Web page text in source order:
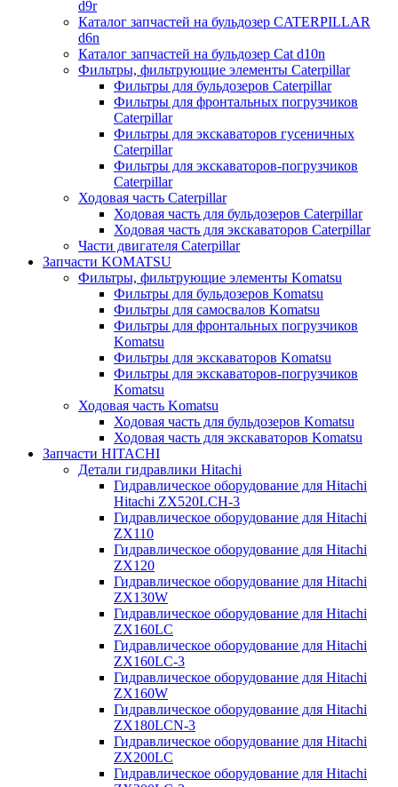
d9r
Каталог запчастей на бульдозер CATERPILLAR
d6n
Каталог запчастей на бульдозер Сat d10n
Фильтры, фильтрующие элементы Caterpillar
Фильтры для бульдозеров Caterpillar
Фильтры для фронтальных погрузчиков
Caterpillar
Фильтры для экскаваторов гусеничных
Caterpillar
Фильтры для экскаваторов-погрузчиков
Caterpillar
Ходовая часть Caterpillar
Ходовая часть для бульдозеров Caterpillar
Ходовая часть для экскаваторов Caterpillar
Части двигателя Caterpillar
Запчасти KOMATSU
Фильтры, фильтрующие элементы Komatsu
Фильтры для бульдозеров Komatsu
Фильтры для самосвалов Komatsu
Фильтры для фронтальных погрузчиков
Komatsu
Фильтры для экскаваторов Komatsu
Фильтры для экскаваторов-погрузчиков
Komatsu
Ходовая часть Komatsu
Ходовая часть для бульдозеров Komatsu
Ходовая часть для экскаваторов Komatsu
Запчасти HITACHI
Детали гидравлики Hitachi
Гидравлическое оборудование для Hitachi
Hitachi ZX520LCH-3
Гидравлическое оборудование для Hitachi
ZX110
Гидравлическое оборудование для Hitachi
ZX120
Гидравлическое оборудование для Hitachi
ZX130W
Гидравлическое оборудование для Hitachi
ZX160LC
Гидравлическое оборудование для Hitachi
ZX160LC-3
Гидравлическое оборудование для Hitachi
ZX160W
Гидравлическое оборудование для Hitachi
ZX180LCN-3
Гидравлическое оборудование для Hitachi
ZX200LC
Гидравлическое оборудование для Hitachi